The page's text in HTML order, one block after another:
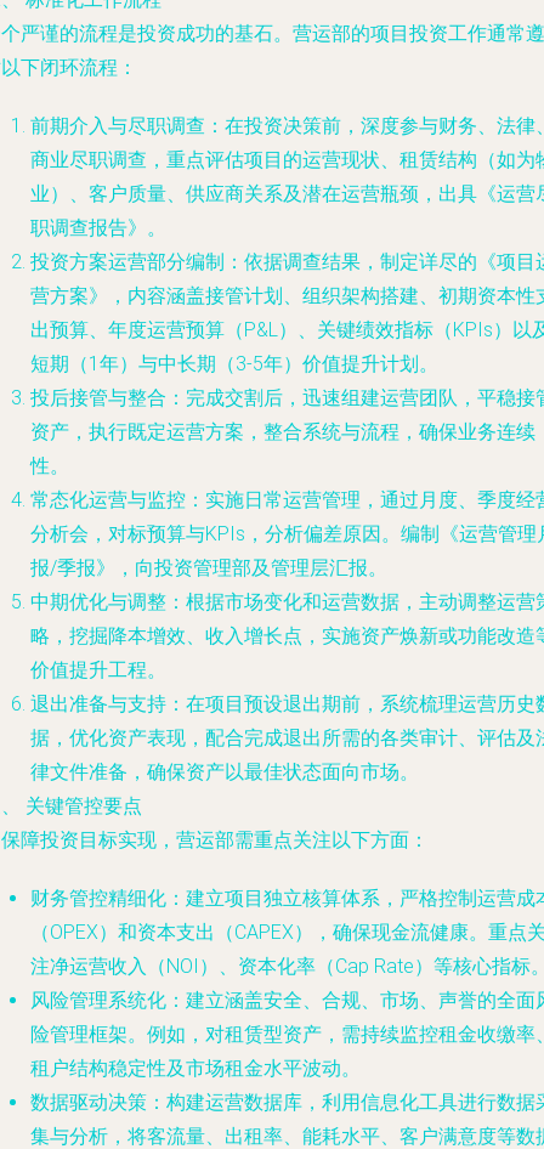
严谨的流程是投资成功的基石。营运部的项目投资工作通常遵
下闭环流程：
前期介入与尽职调查 ：在投资决策前，深度参与财务、法律
商业尽职调查，重点评估项目的运营现状、租赁结构（如为
业）、客户质量、供应商关系及潜在运营瓶颈，出具《运营
职调查报告》。
投资方案运营部分编制 ：依据调查结果，制定详尽的《项目
营方案》，内容涵盖接管计划、组织架构搭建、初期资本性
出预算、年度运营预算（P&L）、关键绩效指标（KPIs）以
短期（1年）与中长期（3-5年）价值提升计划。
投后接管与整合 ：完成交割后，迅速组建运营团队，平稳接
资产，执行既定运营方案，整合系统与流程，确保业务连续
性。
常态化运营与监控 ：实施日常运营管理，通过月度、季度经
分析会，对标预算与KPIs，分析偏差原因。编制《运营管理
报/季报》，向投资管理部及管理层汇报。
中期优化与调整 ：根据市场变化和运营数据，主动调整运营
略，挖掘降本增效、收入增长点，实施资产焕新或功能改造
价值提升工程。
退出准备与支持 ：在项目预设退出期前，系统梳理运营历史
据，优化资产表现，配合完成退出所需的各类审计、评估及
律文件准备，确保资产以最佳状态面向市场。
关键管控要点
障投资目标实现，营运部需重点关注以下方面：
财务管控精细化 ：建立项目独立核算体系，严格控制运营成
（OPEX）和资本支出（CAPEX），确保现金流健康。重点
注净运营收入（NOI）、资本化率（Cap Rate）等核心指标
风险管理系统化 ：建立涵盖安全、合规、市场、声誉的全面
险管理框架。例如，对租赁型资产，需持续监控租金收缴率
租户结构稳定性及市场租金水平波动。
数据驱动决策 ：构建运营数据库，利用信息化工具进行数据
集与分析，将客流量、出租率、能耗水平、客户满意度等数